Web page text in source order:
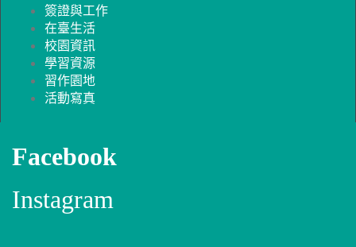
簽證與工作
在臺生活
校園資訊
學習資源
習作園地
活動寫真
Facebook
Instagram